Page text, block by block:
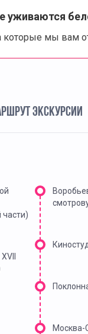
уживаются
мы вам
ЭКСКУРСИИ
Москва-